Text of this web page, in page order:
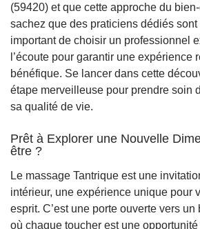
(59420) et que cette approche du
sachez que des praticiens dédiés
important de choisir un professionnel
l’écoute pour garantir une expérience
bénéfique. Se lancer dans cette
étape merveilleuse pour prendre soin
sa qualité de vie.
Prêt à Explorer une Nouvelle
être ?
Le massage Tantrique est une
intérieur, une expérience unique pour
esprit. C’est une porte ouverte vers
où chaque toucher est une